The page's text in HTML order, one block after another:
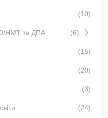
(10)
НМТ та ДПА (6)
(15)
(20)
(3)
(24)